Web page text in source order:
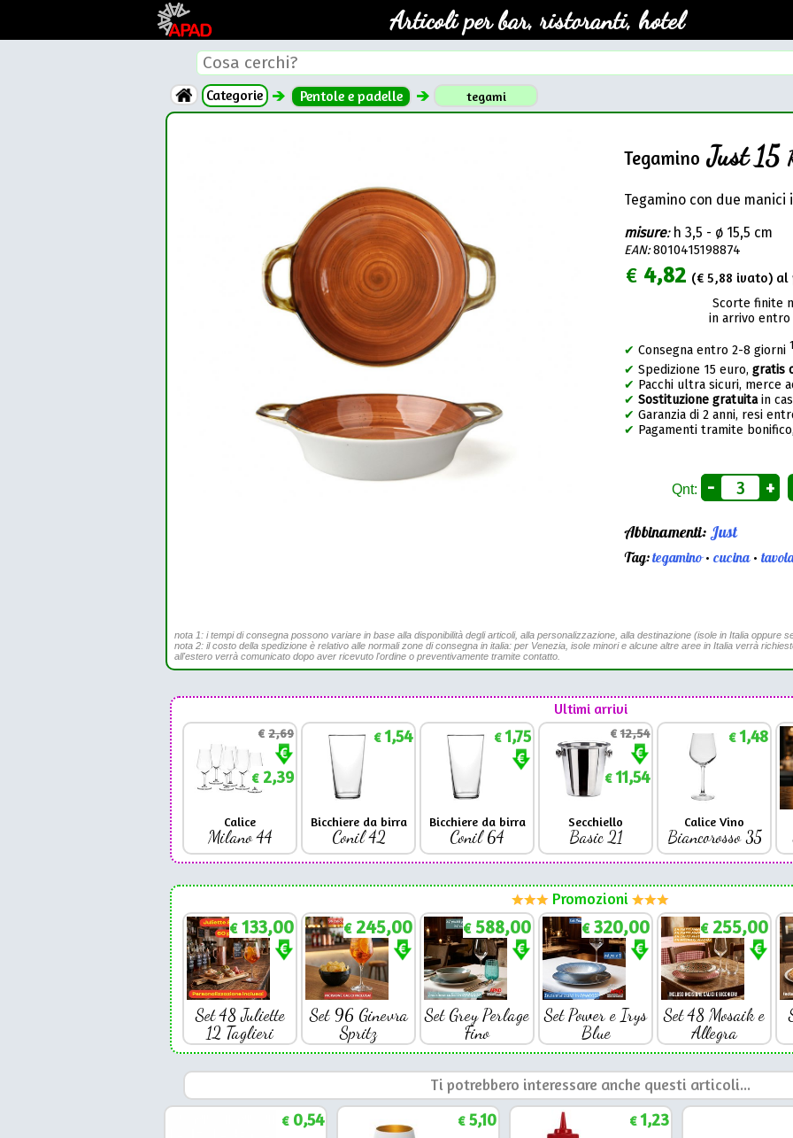
Articoli per bar, ristoranti, hotel
Categorie Pentole e padelle tegami
Tegamino Just 15
Tegamino con due
misure: h 3,5 - ø 15,5 cm
EAN:8010415198874
€ 4,82 (€ 5,88 ivato) al
Scorte finite
in arrivo entro
✔ Consegna entro 2-8 giorni 1
✔ Spedizione 15 euro, gratis
✔ Pacchi ultra sicuri, merce
✔ Sostituzione gratuitain
✔ Garanzia di 2 anni, resi
✔ Pagamenti tramite
Qnt: - +
Abbinamenti:Just
Tag:tegamino• cucina•
nota 1: i tempi di consegna possono variare in base alla disponibilità degli articoli, alla personalizzazione, alla destinazione (isole in Italia oppure
nota 2: il costo della spedizione è relativo alle normali zone di consegna in italia: per Venezia, isole minori e alcune altre aree in Italia verrà
all'estero verrà comunicato dopo aver ricevuto l'ordine o preventivamente tramite contatto.
Ultimi arrivi
€2,69
€2,39
Calice
Milano 44
€1,54
Bicchiere da birra
Conil 42
€1,75
Bicchiere da birra
Conil 64
€12,54
€11,54
Secchiello
Basic 21
€1,48
Calice Vino
Biancorosso 35
Promozioni
€133,00
Set 48 Juliette
12 Taglieri
€245,00
Set 96 Ginevra
Spritz
€588,00
Set Grey Perlage
Fino
€320,00
Set Power e Irys
Blue
€255,00
Set 48 Mosaik e
Allegra
Ti potrebbero interessare anche questi articoli...
€0,54 €5,10 €1,23